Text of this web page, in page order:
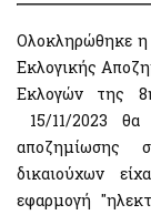
myKEPlive
Online
(KEP)
myEFKALive -
DYPA
myDimoslive -
Municipality
Ολοκληρώθηκε η
Εκλογικής
Εκλογών της
15/11/2023 θα
αποζημίωσης
δικαιούχων
εφαρμογή